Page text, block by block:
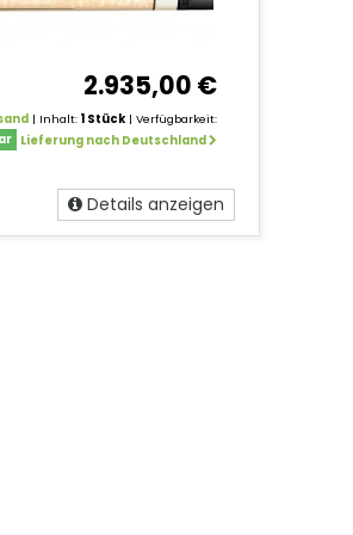
2.935,00 €
| Inhalt:1 Stück | Verfügbarkeit:
Lieferung nach Deutschland
Details anzeigen